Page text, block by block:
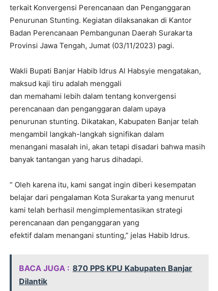
terkait Konvergensi Perencanaan dan Penganggaran
Penurunan Stunting. Kegiatan dilaksanakan di Kantor
Badan Perencanaan Pembangunan Daerah Surakarta
Provinsi Jawa Tengah, Jumat (03/11/2023) pagi.
Wakli Bupati Banjar Habib Idrus Al Habsyie mengatakan,
maksud kaji tiru adalah menggali
dan memahami lebih dalam tentang konvergensi
perencanaan dan penganggaran dalam upaya
penurunan stunting. Dikatakan, Kabupaten Banjar telah
mengambil langkah-langkah signifikan dalam
menangani masalah ini, akan tetapi disadari bahwa masih
banyak tantangan yang harus dihadapi.
” Oleh karena itu, kami sangat ingin diberi kesempatan
belajar dari pengalaman Kota Surakarta yang menurut
kami telah berhasil mengimplementasikan strategi
perencanaan dan penganggaran yang
efektif dalam menangani stunting,” jelas Habib Idrus.
BACA JUGA : 870 PPS KPU Kabupaten Banjar
Dilantik